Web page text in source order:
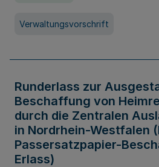
Verwaltungsvorschrift
Runderlass zur
Beschaffung von
durch die Zentralen
in Nordrhein-Westfalen
Passersatzpapier-
Erlass)